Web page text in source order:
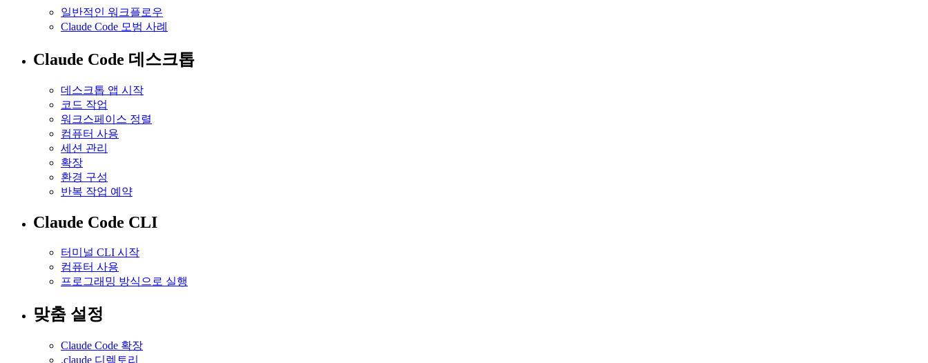
일반적인 워크플로우
Claude Code 모범 사례
Claude Code 데스크톱
데스크톱 앱 시작
코드 작업
워크스페이스 정렬
컴퓨터 사용
세션 관리
확장
환경 구성
반복 작업 예약
Claude Code CLI
터미널 CLI 시작
컴퓨터 사용
프로그래밍 방식으로 실행
맞춤 설정
Claude Code 확장
.claude 디렉토리